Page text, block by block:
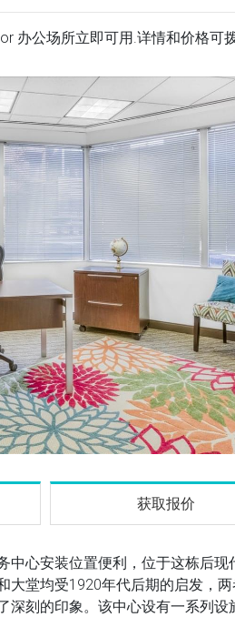
办公场所立即可用.详情和价格可
获取报价
中心安装位置便利，位于这栋后
大堂均受1920年代后期的启发，
深刻的印象。该中心设有一系列